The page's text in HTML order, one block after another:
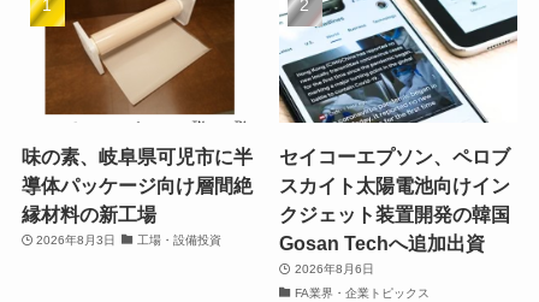
味の素、岐阜県可児市に半
導体パッケージ向け層間絶
縁材料の新工場
2026年8月3日 工場・設備投資
セイコーエプソン、ペロブ
スカイト太陽電池向けイン
クジェット装置開発の韓国
Gosan Techへ追加出資
2026年8月6日
FA業界・企業トピックス